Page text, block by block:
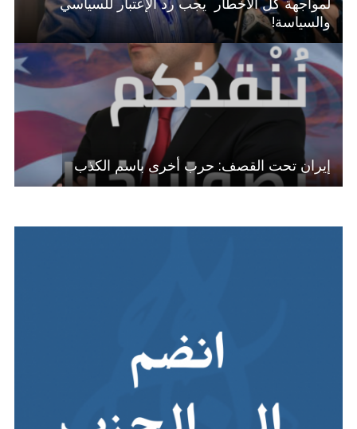
والسياسة!
إيران تحت القصف: حرب أخرى باسم الكذب